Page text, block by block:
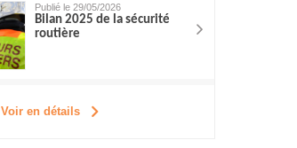
Publié le 29/05/2026
Bilan 2025 de la sécurité
routière
Voir en détails